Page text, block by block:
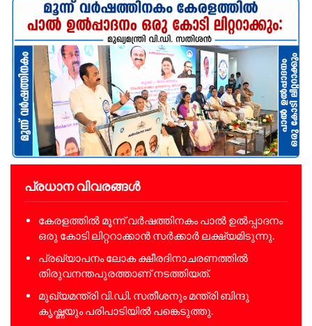
പ്രധാന വിവരങ്ങൾ
കേരളത്തിൽ മൂന്ന് വർഷത്തിനകം പാൽ ഉൽപ്പാദനം
ഒരു കോടി ലിറ്ററാക്കാൻ സർക്കാർ ലക്ഷ്യമിടുന്നു.
പ്രഖ്യാപനം ലോക ക്ഷീരദിനാചരണത്തിൽ
തിരുവനന്തപുരത്താണ് നടത്തിയത്.
മുഖ്യമന്ത്രി വി.ഡി. സതീശനും മന്ത്രി ബിന്ദു
കൃഷ്ണയും പരിപാടിയിൽ പങ്കെടുത്തു.